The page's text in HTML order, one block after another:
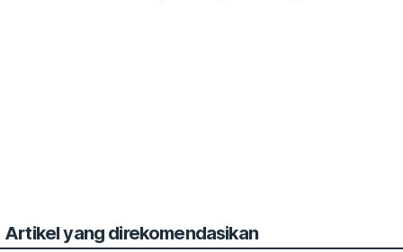
Artikel yang direkomendasikan